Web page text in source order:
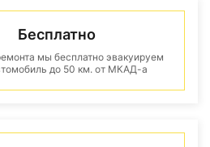
Бесплатно
мы бесплатно эвакуируем
до 50 км. от МКАД-а